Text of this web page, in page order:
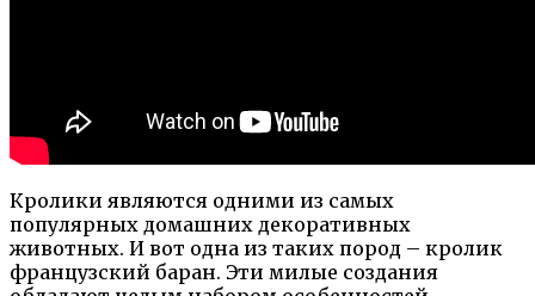
Кролики являются одними из самых
популярных домашних декоративных
животных. И вот одна из таких пород – кролик
французский баран. Эти милые создания